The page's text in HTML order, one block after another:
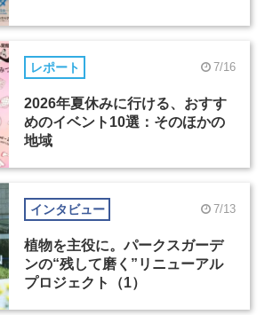
レポート 7/16
2026年夏休みに行ける、おすす
めのイベント10選：そのほかの
地域
インタビュー 7/13
植物を主役に。パークスガーデ
ンの“残して磨く”リニューアル
プロジェクト（1）